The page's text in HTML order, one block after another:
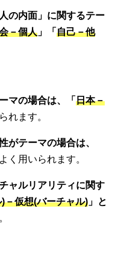
の内面」に関するテー
－個人 」「 自己－他
マの場合は、「 日本－
れます。
がテーマの場合は、
く用いられます。
ャルリアリティに関す
－仮想(バーチャル) 」と